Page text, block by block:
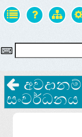
සංවර්ධනය